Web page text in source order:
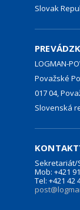
Slovak
LOGMAN-
Považské
017 04,
Slovenská
Sekretariát/
Mob: +421
Tel: +421 42